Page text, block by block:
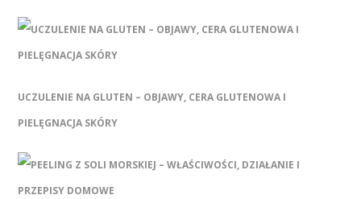
UCZULENIE NA GLUTEN – OBJAWY, CERA GLUTENOWA I
PIELĘGNACJA SKÓRY